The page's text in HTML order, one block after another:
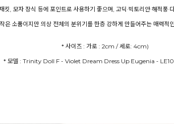
킷, 모자 장식 등에 포인트로 사용하기 좋으며, 고딕·빅토리안·해적풍
작은 소품이지만 의상 전체의 분위기를 한층 강하게 만들어주는 매력적
* 모델 : Trinity Doll F - Violet Dream Dress Up Eugenia -